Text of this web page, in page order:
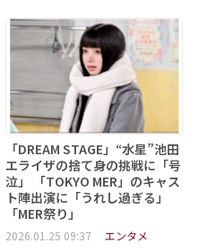
「DREAM STAGE」“水星”池田
エライザの捨て身の挑戦に「号
泣」 「TOKYO MER」のキャス
ト陣出演に「うれし過ぎる」
「MER祭り」
2026.01.25 09:37 エンタメ